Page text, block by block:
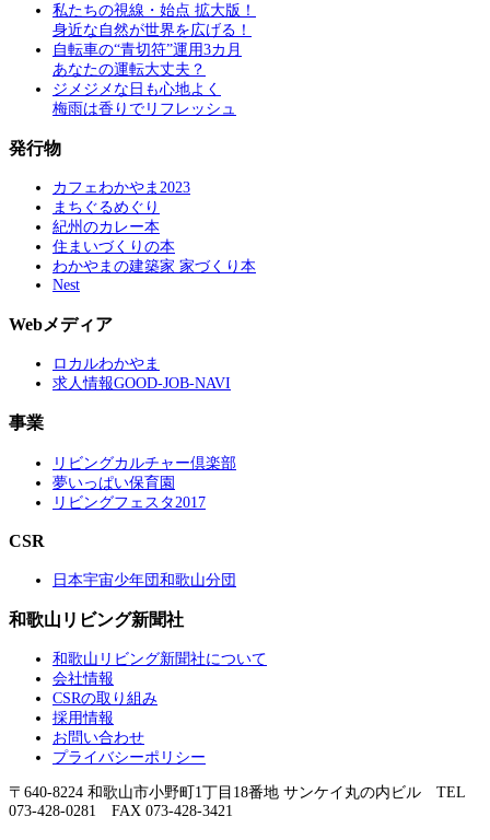
私たちの視線・始点 拡大版！
身近な自然が世界を広げる！
自転車の“青切符”運用3カ月
あなたの運転大丈夫？
ジメジメな日も心地よく
梅雨は香りでリフレッシュ
発行物
カフェわかやま2023
まちぐるめぐり
紀州のカレー本
住まいづくりの本
わかやまの建築家 家づくり本
Nest
Webメディア
ロカルわかやま
求人情報GOOD-JOB-NAVI
事業
リビングカルチャー倶楽部
夢いっぱい保育園
リビングフェスタ2017
CSR
日本宇宙少年団和歌山分団
和歌山リビング新聞社
和歌山リビング新聞社について
会社情報
CSRの取り組み
採用情報
お問い合わせ
プライバシーポリシー
〒640-8224 和歌山市小野町1丁目18番地 サンケイ丸の内ビル TEL
073-428-0281 FAX 073-428-3421